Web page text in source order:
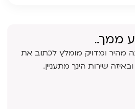
ממך..
מהיר ומדויק מומלץ לכתוב את
שירות הינך מתעניין.